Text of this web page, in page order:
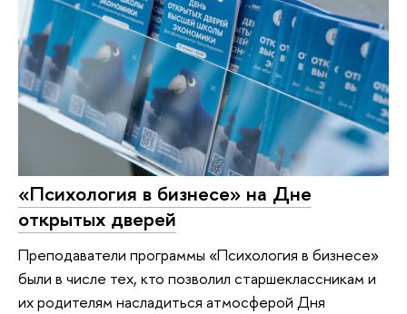
«Психология в бизнесе» на Дне
открытых дверей
Преподаватели программы «Психология в бизнесе»
были в числе тех, кто позволил старшеклассникам и
их родителям насладиться атмосферой Дня